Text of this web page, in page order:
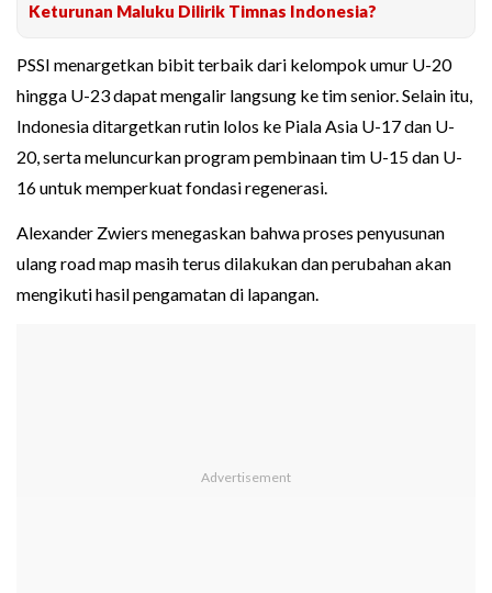
Keturunan Maluku Dilirik Timnas Indonesia?
PSSI menargetkan bibit terbaik dari kelompok umur U-20
hingga U-23 dapat mengalir langsung ke tim senior. Selain itu,
Indonesia ditargetkan rutin lolos ke Piala Asia U-17 dan U-
20, serta meluncurkan program pembinaan tim U-15 dan U-
16 untuk memperkuat fondasi regenerasi.
Alexander Zwiers menegaskan bahwa proses penyusunan
ulang road map masih terus dilakukan dan perubahan akan
mengikuti hasil pengamatan di lapangan.